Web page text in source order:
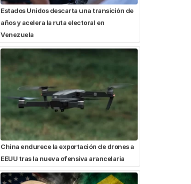
Estados Unidos descarta una transición de
años y acelera la ruta electoral en
Venezuela
China endurece la exportación de drones a
EEUU tras la nueva ofensiva arancelaria